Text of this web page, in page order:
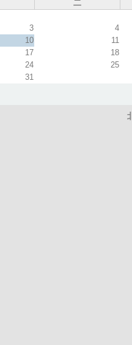
二
3
4
10
11
17
18
24
25
31